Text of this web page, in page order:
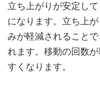
立ち上がりが安定し
になります。立ち上
みが軽減されること
れます。移動の回数
すくなります。